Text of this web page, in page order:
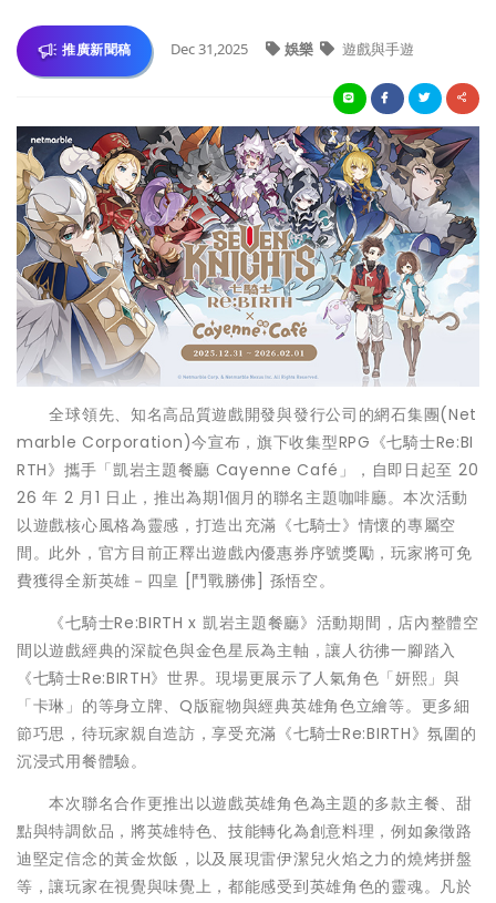
推廣新聞稿 Dec 31,2025 娛樂 遊戲與手遊
全球領先、知名高品質遊戲開發與發行公司的網石集團(Net
marble Corporation)今宣布，旗下收集型RPG《七騎士Re:BI
RTH》攜手「凱岩主題餐廳 Cayenne Café」，自即日起至 20
26 年 2 月1 日止，推出為期1個月的聯名主題咖啡廳。本次活動
以遊戲核心風格為靈感，打造出充滿《七騎士》情懷的專屬空
間。此外，官方目前正釋出遊戲內優惠券序號獎勵，玩家將可免
費獲得全新英雄－四皇 [鬥戰勝佛] 孫悟空。
《七騎士Re:BIRTH x 凱岩主題餐廳》活動期間，店內整體空
間以遊戲經典的深靛色與金色星辰為主軸，讓人彷彿一腳踏入
《七騎士Re:BIRTH》世界。現場更展示了人氣角色「妍熙」與
「卡琳」的等身立牌、Q版寵物與經典英雄角色立繪等。更多細
節巧思，待玩家親自造訪，享受充滿《七騎士Re:BIRTH》氛圍的
沉浸式用餐體驗。
本次聯名合作更推出以遊戲英雄角色為主題的多款主餐、甜
點與特調飲品，將英雄特色、技能轉化為創意料理，例如象徵路
迪堅定信念的黃金炊飯，以及展現雷伊潔兒火焰之力的燒烤拼盤
等，讓玩家在視覺與味覺上，都能感受到英雄角色的靈魂。凡於